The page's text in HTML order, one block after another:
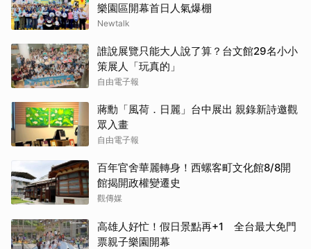
樂園區開幕首日人氣爆棚
Newtalk
誰說展覽只能大人說了算？台文館29名小小
策展人「玩真的」
自由電子報
蔣勳「風荷．日麗」台中展出 親錄新詩邀觀
眾入畫
自由電子報
百年官舍華麗轉身！西螺客町文化館8/8開
館揭開政權變遷史
觀傳媒
高雄人好忙！假日景點再+1 全台最大免門
票親子樂園開幕